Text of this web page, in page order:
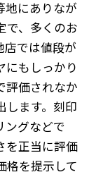
地にありなが
で、多くのお
店では値段が
にもしっかり
評価されなか
します。刻印
ングなどで
を正当に評価
格を提示して